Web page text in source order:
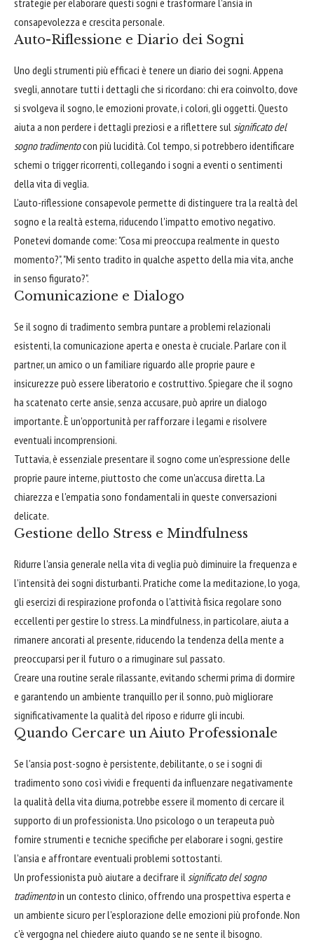
strategie per elaborare questi sogni e trasformare l'ansia in
consapevolezza e crescita personale.
Auto-Riflessione e Diario dei Sogni
Uno degli strumenti più efficaci è tenere un diario dei sogni. Appena
svegli, annotare tutti i dettagli che si ricordano: chi era coinvolto, dove
si svolgeva il sogno, le emozioni provate, i colori, gli oggetti. Questo
aiuta a non perdere i dettagli preziosi e a riflettere sulsignificato del
sogno tradimentocon più lucidità. Col tempo, si potrebbero identificare
schemi o trigger ricorrenti, collegando i sogni a eventi o sentimenti
della vita di veglia.
L'auto-riflessione consapevole permette di distinguere tra la realtà del
sogno e la realtà esterna, riducendo l'impatto emotivo negativo.
Ponetevi domande come: "Cosa mi preoccupa realmente in questo
momento?", "Mi sento tradito in qualche aspetto della mia vita, anche
in senso figurato?".
Comunicazione e Dialogo
Se il sogno di tradimento sembra puntare a problemi relazionali
esistenti, la comunicazione aperta e onesta è cruciale. Parlare con il
partner, un amico o un familiare riguardo alle proprie paure e
insicurezze può essere liberatorio e costruttivo. Spiegare che il sogno
ha scatenato certe ansie, senza accusare, può aprire un dialogo
importante. È un'opportunità per rafforzare i legami e risolvere
eventuali incomprensioni.
Tuttavia, è essenziale presentare il sogno come un'espressione delle
proprie paure interne, piuttosto che come un'accusa diretta. La
chiarezza e l'empatia sono fondamentali in queste conversazioni
delicate.
Gestione dello Stress e Mindfulness
Ridurre l'ansia generale nella vita di veglia può diminuire la frequenza e
l'intensità dei sogni disturbanti. Pratiche come la meditazione, lo yoga,
gli esercizi di respirazione profonda o l'attività fisica regolare sono
eccellenti per gestire lo stress. La mindfulness, in particolare, aiuta a
rimanere ancorati al presente, riducendo la tendenza della mente a
preoccuparsi per il futuro o a rimuginare sul passato.
Creare una routine serale rilassante, evitando schermi prima di dormire
e garantendo un ambiente tranquillo per il sonno, può migliorare
significativamente la qualità del riposo e ridurre gli incubi.
Quando Cercare un Aiuto Professionale
Se l'ansia post-sogno è persistente, debilitante, o se i sogni di
tradimento sono così vividi e frequenti da influenzare negativamente
la qualità della vita diurna, potrebbe essere il momento di cercare il
supporto di un professionista. Uno psicologo o un terapeuta può
fornire strumenti e tecniche specifiche per elaborare i sogni, gestire
l'ansia e affrontare eventuali problemi sottostanti.
Un professionista può aiutare a decifrare ilsignificato del sogno
tradimentoin un contesto clinico, offrendo una prospettiva esperta e
un ambiente sicuro per l'esplorazione delle emozioni più profonde. Non
c'è vergogna nel chiedere aiuto quando se ne sente il bisogno.